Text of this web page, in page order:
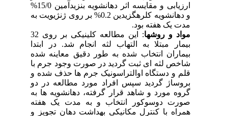
ارزیابی و مقایسه اثر دهانشویه بنزیدآمین 15/0%
و دهانشویه کلرهگزیدین 0.2% بر روی ژنژیویت به
مدت یک هفته بود.
مواد و روشها:
این مطالعه کلینیکی بر روی 32
بیمار مبتلا به التهاب لثه انجام شد. در ابتدا
بیماران انتخاب شده به طور دقیق معاینه شده
شاخص لثه ای ثبت گردید در صورت وجود جرم با
قلم و دستگاه اوالتراسونیک جرم ها حذف شده و
بروساژ گردید سپس افراد مورد مطالعه در دو
گروه مورد و شاهد قرار گرفته، دهانشویه ها به
صورت دوسوکور انتخاب و به مدت یک هفته
همراه با کنترل مکانیکی بهداشت دهان تجویز و